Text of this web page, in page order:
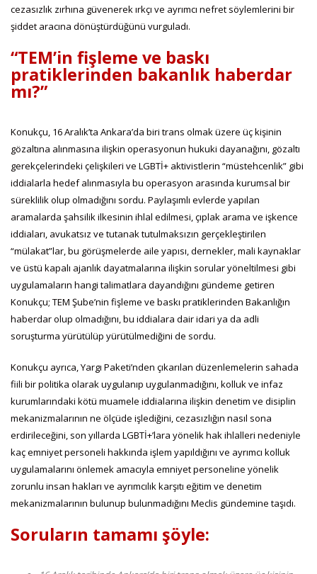
cezasızlık zırhına güvenerek ırkçı ve ayrımcı nefret söylemlerini bir
şiddet aracına dönüştürdüğünü vurguladı.
“TEM’in fişleme ve baskı
pratiklerinden bakanlık haberdar
mı?”
Konukçu, 16 Aralık’ta Ankara’da biri trans olmak üzere üç kişinin
gözaltına alınmasına ilişkin operasyonun hukuki dayanağını, gözaltı
gerekçelerindeki çelişkileri ve LGBTİ+ aktivistlerin “müstehcenlik” gibi
iddialarla hedef alınmasıyla bu operasyon arasında kurumsal bir
süreklilik olup olmadığını sordu. Paylaşımlı evlerde yapılan
aramalarda şahsilik ilkesinin ihlal edilmesi, çıplak arama ve işkence
iddiaları, avukatsız ve tutanak tutulmaksızın gerçekleştirilen
“mülakat”lar, bu görüşmelerde aile yapısı, dernekler, mali kaynaklar
ve üstü kapalı ajanlık dayatmalarına ilişkin sorular yöneltilmesi gibi
uygulamaların hangi talimatlara dayandığını gündeme getiren
Konukçu; TEM Şube’nin fişleme ve baskı pratiklerinden Bakanlığın
haberdar olup olmadığını, bu iddialara dair idari ya da adli
soruşturma yürütülüp yürütülmediğini de sordu.
Konukçu ayrıca, Yargı Paketi’nden çıkarılan düzenlemelerin sahada
fiili bir politika olarak uygulanıp uygulanmadığını, kolluk ve infaz
kurumlarındaki kötü muamele iddialarına ilişkin denetim ve disiplin
mekanizmalarının ne ölçüde işlediğini, cezasızlığın nasıl sona
erdirileceğini, son yıllarda LGBTİ+’lara yönelik hak ihlalleri nedeniyle
kaç emniyet personeli hakkında işlem yapıldığını ve ayrımcı kolluk
uygulamalarını önlemek amacıyla emniyet personeline yönelik
zorunlu insan hakları ve ayrımcılık karşıtı eğitim ve denetim
mekanizmalarının bulunup bulunmadığını Meclis gündemine taşıdı.
Soruların tamamı şöyle: